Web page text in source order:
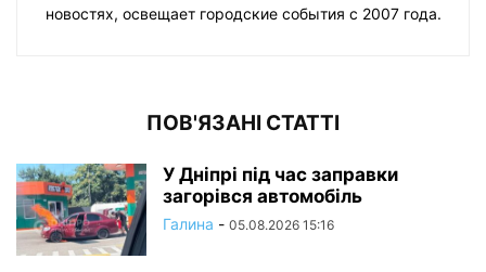
новостях, освещает городские события с 2007 года.
ПОВ'ЯЗАНІ СТАТТІ
У Дніпрі під час заправки
загорівся автомобіль
Галина - 05.08.2026 15:16